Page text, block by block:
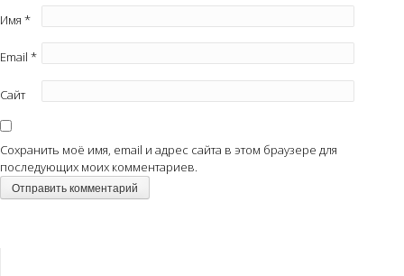
Имя *
Email *
Сайт
Сохранить моё имя, email и адрес сайта в этом браузере для
последующих моих комментариев.